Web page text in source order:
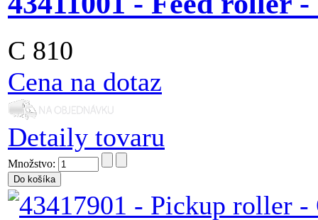
C 810
Cena na dotaz
Detaily tovaru
Množstvo: